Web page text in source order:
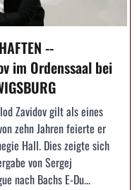
--
im Ordenssaal bei
Zavidov gilt als eines
zehn Jahren feierte er
Hall. Dies zeigte sich
von Sergej
nach Bachs E-Du...